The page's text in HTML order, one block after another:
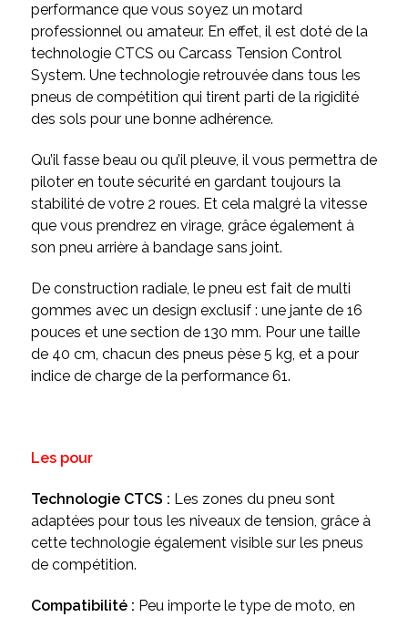
performance que vous soyez un motard
professionnel ou amateur. En effet, il est doté de la
technologie CTCS ou Carcass Tension Control
System. Une technologie retrouvée dans tous les
pneus de compétition qui tirent parti de la rigidité
des sols pour une bonne adhérence.
Qu’il fasse beau ou qu’il pleuve, il vous permettra de
piloter en toute sécurité en gardant toujours la
stabilité de votre 2 roues. Et cela malgré la vitesse
que vous prendrez en virage, grâce également à
son pneu arrière à bandage sans joint.
De construction radiale, le pneu est fait de multi
gommes avec un design exclusif : une jante de 16
pouces et une section de 130 mm. Pour une taille
de 40 cm, chacun des pneus pèse 5 kg, et a pour
indice de charge de la performance 61.
Les pour
Technologie CTCS : Les zones du pneu sont
adaptées pour tous les niveaux de tension, grâce à
cette technologie également visible sur les pneus
de compétition.
Compatibilité : Peu importe le type de moto, en